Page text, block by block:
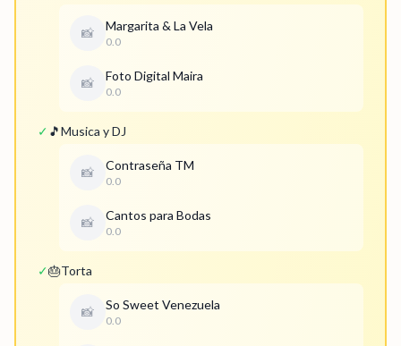
📸 Margarita & La Vela
0.0
📸 Foto Digital Maira
0.0
✓ 🎵Musica y DJ
📸 Contraseña TM
0.0
📸 Cantos para Bodas
0.0
✓🎂Torta
📸 So Sweet Venezuela
0.0